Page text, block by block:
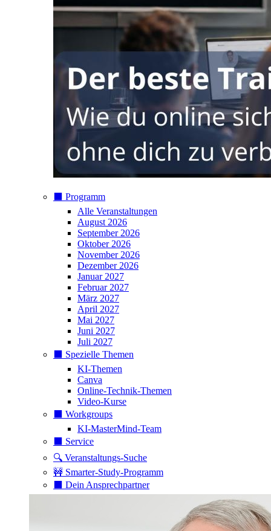
⬛️ Programm
Alle Veranstaltungen
August 2026
September 2026
Oktober 2026
November 2026
Dezember 2026
Januar 2027
Februar 2027
März 2027
April 2027
Mai 2027
Juni 2027
Juli 2027
⬛️ Spezielle Themen
KI-Themen
Canva
Online-Technik-Themen
Video-Kurse
⬛️ Workgroups
KI-MasterMind-Team
⬛️ Service
🔍 Veranstaltungs-Suche
🚧 Smarter-Study-Programm
⬛️ Dein Ansprechpartner